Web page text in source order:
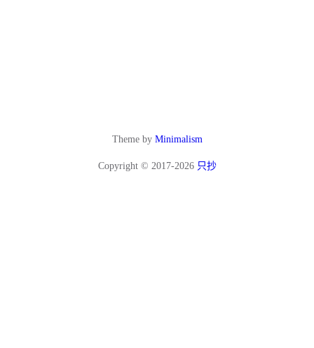
Theme by Minimalism
Copyright © 2017-2026 只抄